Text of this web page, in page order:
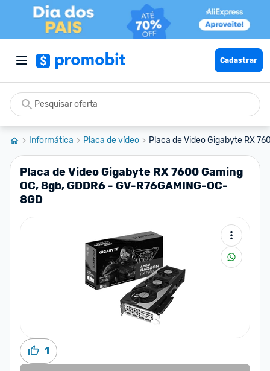
Cadastrar
Informática Placa de vídeo Placa de Video Gigabyte RX
Placa de Video Gigabyte RX 7600 Gaming
OC, 8gb, GDDR6 - GV-R76GAMING-OC-
8GD
1